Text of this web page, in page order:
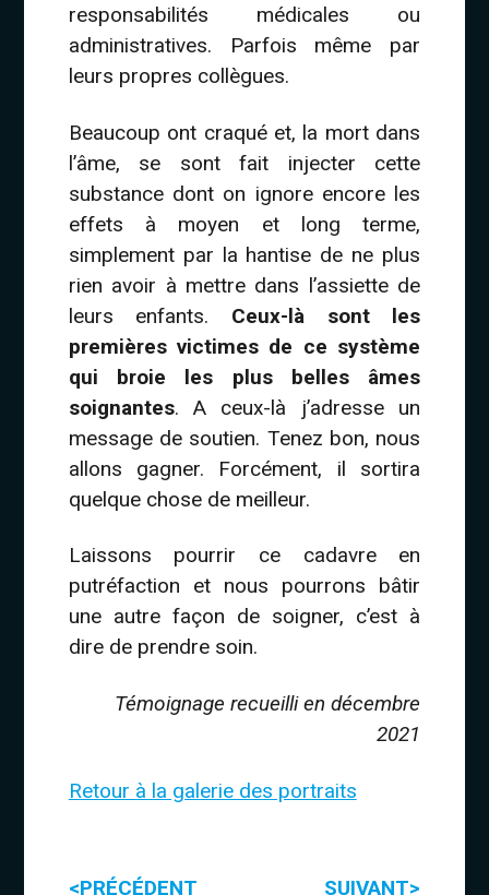
responsabilités médicales ou
administratives. Parfois même par
leurs propres collègues.
Beaucoup ont craqué et, la mort dans
l’âme, se sont fait injecter cette
substance dont on ignore encore les
effets à moyen et long terme,
simplement par la hantise de ne plus
rien avoir à mettre dans l’assiette de
leurs enfants. Ceux-là sont les
premières victimes de ce système
qui broie les plus belles âmes
soignantes. A ceux-là j’adresse un
message de soutien. Tenez bon, nous
allons gagner. Forcément, il sortira
quelque chose de meilleur.
Laissons pourrir ce cadavre en
putréfaction et nous pourrons bâtir
une autre façon de soigner, c’est à
dire de prendre soin.
Témoignage recueilli en décembre
2021
Retour à la galerie des portraits
< >